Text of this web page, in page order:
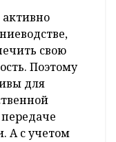
свою
Поэтому
для
А с учетом